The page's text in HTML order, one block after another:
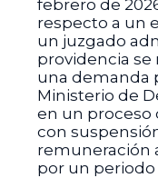
febrero de
respecto a un
un juzgado
providencia se
una demanda
Ministerio de
en un proceso
con
remuneración
por un periodo